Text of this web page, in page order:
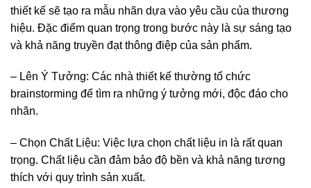
thiết kế sẽ tạo ra mẫu nhãn dựa vào yêu cầu của thương
hiệu. Đặc điểm quan trọng trong bước này là sự sáng tạo
và khả năng truyền đạt thông điệp của sản phẩm.
– Lên Ý Tưởng: Các nhà thiết kế thường tổ chức
brainstorming để tìm ra những ý tưởng mới, độc đáo cho
nhãn.
– Chọn Chất Liệu: Việc lựa chọn chất liệu in là rất quan
trọng. Chất liệu cần đảm bảo độ bền và khả năng tương
thích với quy trình sản xuất.